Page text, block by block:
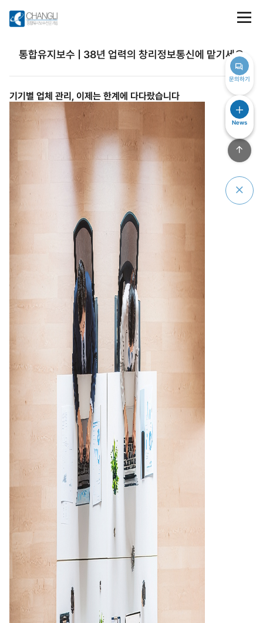
문의하기
News
통합유지보수 | 38년 업력의 창리정보통신에 맡기세요
기기별 업체 관리, 이제는 한계에 다다랐습니다